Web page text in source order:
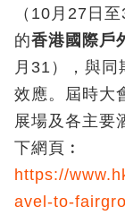
（10月27日
的香港國際戶
月31），與同
效應。屆時大
展場及各主要
下網頁︰
https://
avel-to-